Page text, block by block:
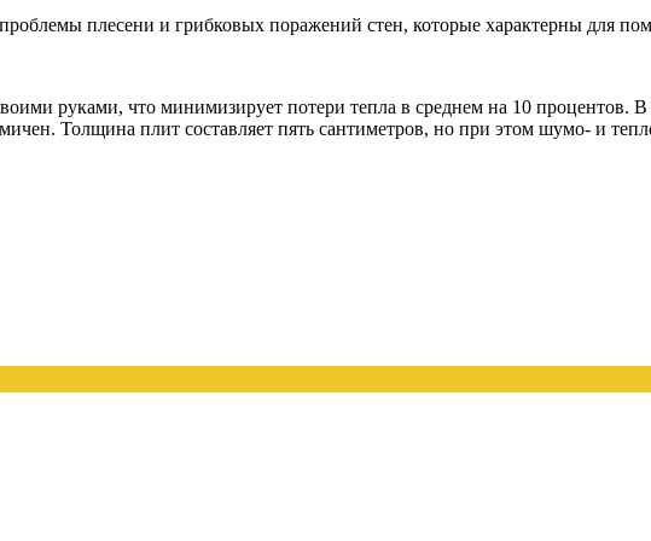
плесени и грибковых поражений стен, которые характерны для
руками, что минимизирует потери тепла в среднем на 10 процентов. В
Толщина плит составляет пять сантиметров, но при этом шумо- и